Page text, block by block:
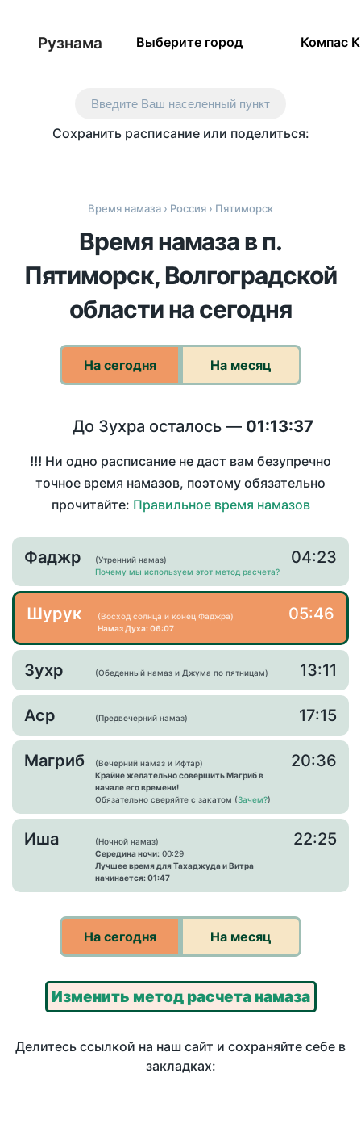
Рузнама Выберите город Компас
Введите Ваш населенный пункт
Сохранить расписание или поделиться:
Время намаза › Россия › Пятиморск
Время намаза в п.
Пятиморск, Волгоградской
области на сегодня
На сегодня На месяц
До Зухра осталось — 01:13:36
!!! Ни одно расписание не даст вам безупречно
точное время намазов, поэтому обязательно
прочитайте: Правильное время намазов
Фаджр
(Утренний намаз)
Почему мы используем этот метод расчета?
04:23
Шурук
(Восход солнца и конец Фаджра)
Намаз Духа: 06:07
05:46
Зухр (Обеденный намаз и Джума по пятницам) 13:11
Аср (Предвечерний намаз) 17:15
Магриб
(Вечерний намаз и Ифтар)
Крайне желательно совершить Магриб в
начале его времени!
Обязательно сверяйте с закатом (Зачем?)
20:36
Иша
(Ночной намаз)
Середина ночи: 00:29
Лучшее время для Тахаджуда и Витра
начинается: 01:47
22:25
На сегодня На месяц
Изменить метод расчета намаза
Делитесь ссылкой на наш сайт и сохраняйте себе в
закладках: